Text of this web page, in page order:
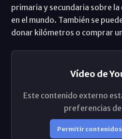
primaria y secundaria sobre la
en el mundo. También se
donar kilómetros o comprar
Vídeo de
Este contenido externo
preferencias
Permitir